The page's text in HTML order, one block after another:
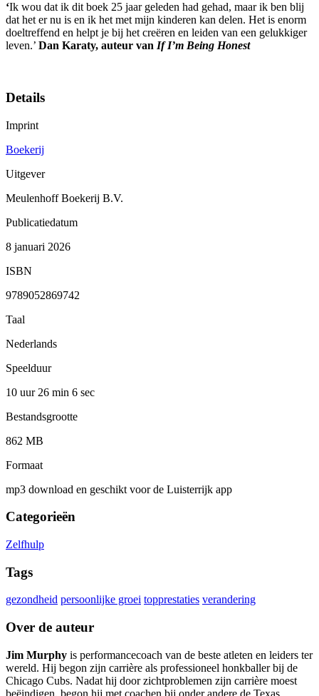
‘Ik wou dat ik dit boek 25 jaar geleden had gehad, maar ik ben blij
dat het er nu is en ik het met mijn kinderen kan delen. Het is enorm
doeltreffend en helpt je bij het creëren en leiden van een gelukkiger
leven.’ Dan Karaty, auteur van If I’m Being Honest
Details
Imprint
Boekerij
Uitgever
Meulenhoff Boekerij B.V.
Publicatiedatum
8 januari 2026
ISBN
9789052869742
Taal
Nederlands
Speelduur
10 uur 26 min 6 sec
Bestandsgrootte
862 MB
Formaat
mp3 download en geschikt voor de Luisterrijk app
Categorieën
Zelfhulp
Tags
gezondheid persoonlijke groei topprestaties verandering
Over de auteur
Jim Murphy is performancecoach van de beste atleten en leiders ter
wereld. Hij begon zijn carrière als professioneel honkballer bij de
Chicago Cubs. Nadat hij door zichtproblemen zijn carrière moest
beëindigen, begon hij met coachen bij onder andere de Texas